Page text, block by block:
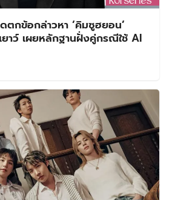
กข้อกล่าวหา ‘คิมซูฮยอน’
ยาว์ เผยหลักฐานฝั่งคู่กรณีใช้ AI